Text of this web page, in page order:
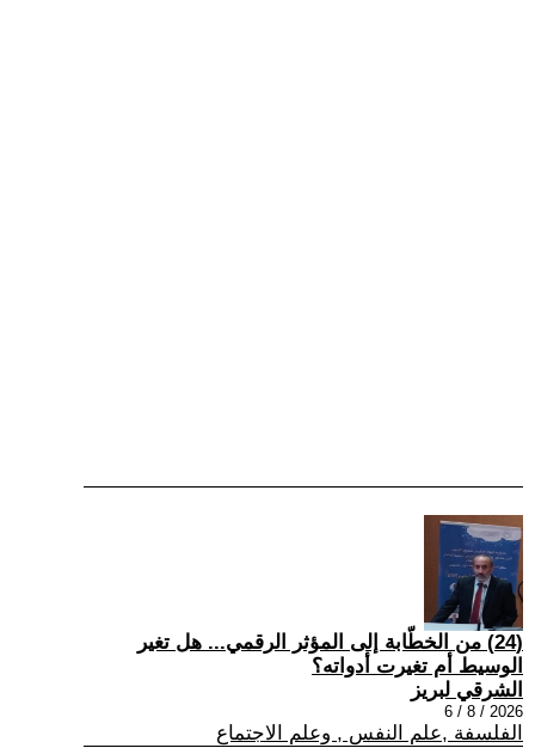
(24) من الخطّابة إلى المؤثر الرقمي... هل تغير
الوسيط أم تغيرت أدواته؟
الشرقي لبريز
2026 / 8 / 6
الفلسفة ,علم النفس , وعلم الاجتماع